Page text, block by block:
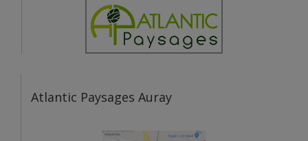
Atlantic Paysages Auray